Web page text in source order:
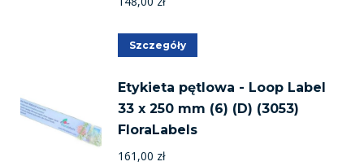
Szczegóły
Etykieta pętlowa - Loop Label
33 x 250 mm (6) (D) (3053)
FloraLabels
161,00 zł